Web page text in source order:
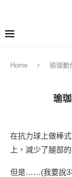
Home 瑜珈動
瑜
在抗力球上做棒
上，減少了腿部
但是……(我要說3